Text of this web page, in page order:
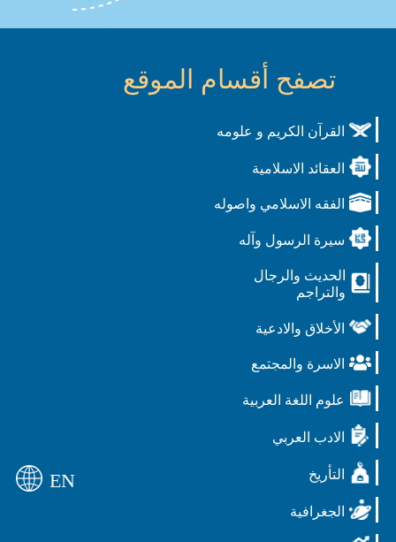
تصفح أقسام الموقع
القرآن الكريم و علومه
العقائد الاسلامية
الفقه الاسلامي واصوله
سيرة الرسول وآله
الحديث والرجال
والتراجم
الأخلاق والادعية
الاسرة والمجتمع
علوم اللغة العربية
الادب العربي
التأريخ
الجغرافية
EN